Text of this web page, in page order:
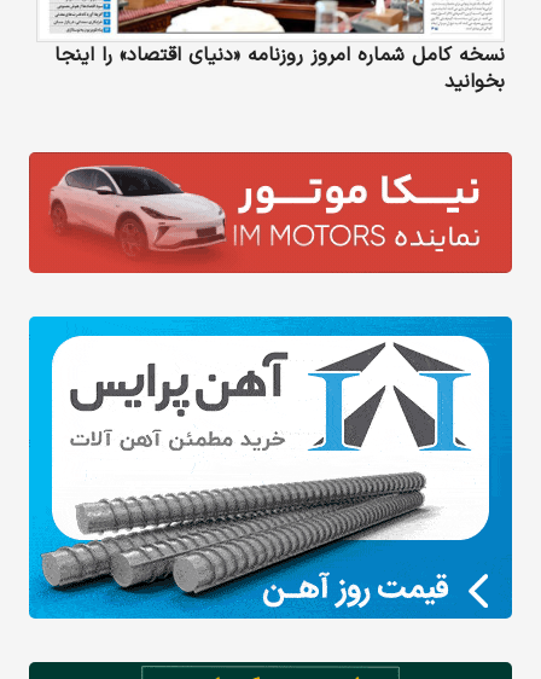
نسخه کامل شماره امروز روزنامه «دنیای‌ اقتصاد» را اینجا
بخوانید